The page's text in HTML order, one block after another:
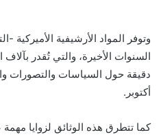
وتوفر المواد الأرشيفية الأميركية
السنوات الأخيرة، والتي تُقدر
دقيقة حول السياسات والتصورات
أكتوبر.
كما تتطرق هذه الوثائق لزوايا